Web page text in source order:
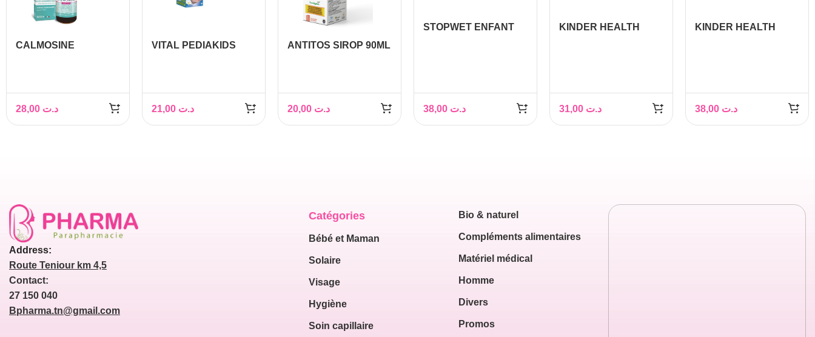
CALMOSINE
د.ت
VITAL PEDIAKIDS
د.ت
ANTITOS SIROP 90ML
د.ت
STOPWET ENFANT
د.ت
KINDER HEALTH
د.ت
KINDER HEALTH
د.ت
Address:
Route Teniour km 4,5
Contact:
27 150 040
Bpharma.tn@gmail.com
Catégories
Bébé et Maman
Solaire
Visage
Hygiène
Soin capillaire
Bio & naturel
Compléments alimentaires
Matériel médical
Homme
Divers
Promos